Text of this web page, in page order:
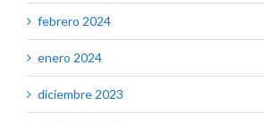
febrero 2024
enero 2024
diciembre 2023